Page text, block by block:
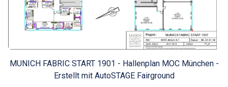
MUNICH FABRIC START 1901 - Hallenplan MOC München -
Erstellt mit AutoSTAGE Fairground